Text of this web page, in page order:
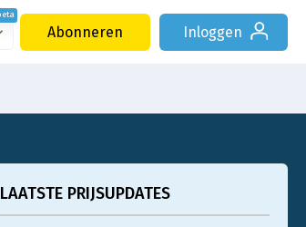
Abonneren Inloggen
LAATSTE PRIJSUPDATES